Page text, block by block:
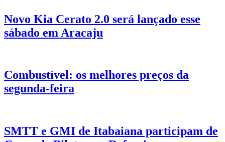
Novo Kia Cerato 2.0 será lançado esse
sábado em Aracaju
Combustível: os melhores preços da
segunda-feira
SMTT e GMI de Itabaiana participam de